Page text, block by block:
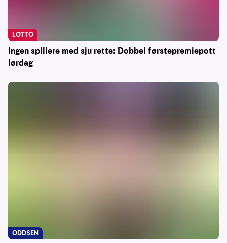
Ingen spillere med sju rette: Dobbel førstepremiepott
lørdag
LOTTO
ODDSEN